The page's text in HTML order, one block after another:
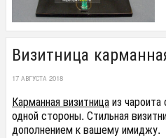
Визитница
17 АВГУСТА 2018
Карманная визитницаиз
одной стороны. Стильная
дополнением к вашему имиджу.